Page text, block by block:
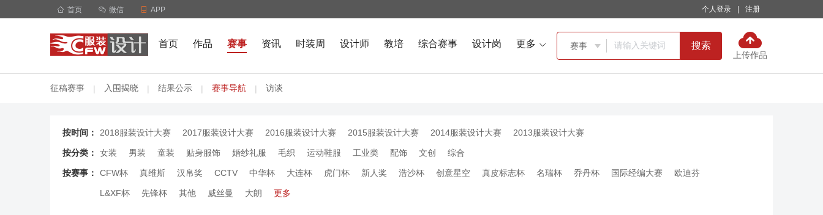
 首页  微信  APP 个人登录 注册
首页 作品 赛事 资讯 时装周 设计师 教培 综合赛事 设计岗 更多  赛事  搜索
上传作品
征稿赛事 | 入围揭晓 | 结果公示 | 赛事导航 | 访谈
按时间： 2018服装设计大赛 2017服装设计大赛 2016服装设计大赛 2015服装设计大赛 2014服装设计大赛 2013服装设计大赛
按分类： 女装 男装 童装 贴身服饰 婚纱礼服 毛织 运动鞋服 工业类 配饰 文创 综合
按赛事： CFW杯 真维斯 汉帛奖 CCTV 中华杯 大连杯 虎门杯 新人奖 浩沙杯 创意星空 真皮标志杯 名瑞杯 乔丹杯 国际经编大赛 欧迪芬
L&XF杯 先锋杯 其他 威丝曼 大朗 更多